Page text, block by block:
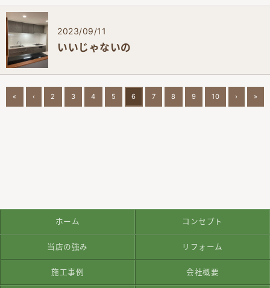
2023/09/11
いいじゃないの
« ‹ 2 3 4 5 6 7 8 9 10 › »
ホーム コンセプト
当店の強み リフォーム
施工事例 会社概要